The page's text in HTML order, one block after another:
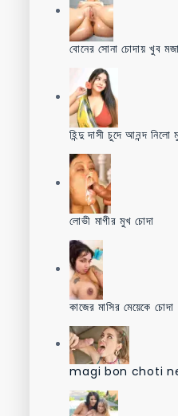
বোনের সোনা চোদায় খুব মজা
হিন্দু দাসী চুদে আনন্দ নিলো
লোভী মাগীর মুখ চোদা
কাজের মাসির মেয়েকে চোদা
magi bon choti